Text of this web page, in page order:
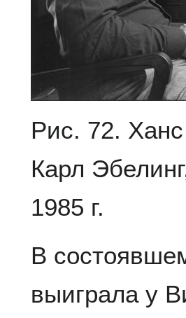
Рис. 72.
Карл
1985 г.
В
выиграла у